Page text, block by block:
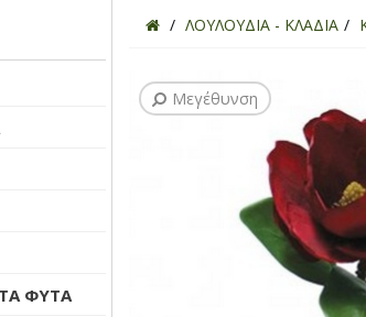
ΦΥΤΑ
ΛΟΥΛΟΥΔΙΑ - ΚΛΑΔΙΑ
Μεγέθυνση